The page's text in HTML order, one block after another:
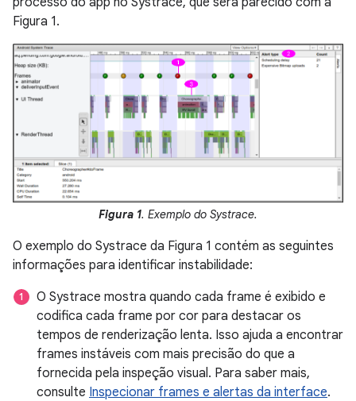
Figura 1.
Figura 1. Exemplo do Systrace.
O exemplo do Systrace da Figura 1 contém as seguintes
informações para identificar instabilidade:
O Systrace mostra quando cada frame é exibido e
codifica cada frame por cor para destacar os
tempos de renderização lenta. Isso ajuda a encontrar
frames instáveis com mais precisão do que a
fornecida pela inspeção visual. Para saber mais,
consulte Inspecionar frames e alertas da interface.